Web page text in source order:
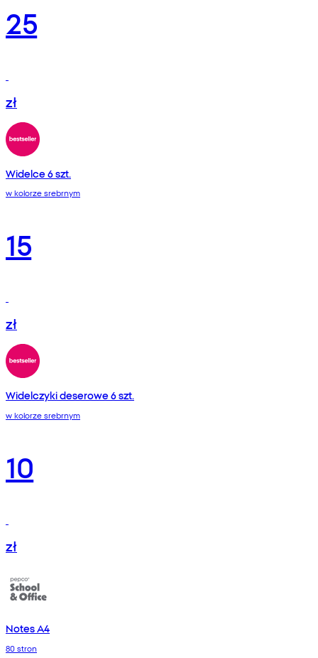
25
zł
Widelce 6 szt.
w kolorze srebrnym
15
zł
Widelczyki deserowe 6 szt.
w kolorze srebrnym
10
zł
Notes A4
80 stron